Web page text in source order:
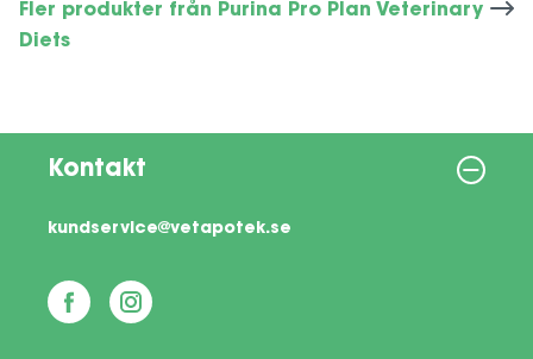
Fler produkter från Purina Pro Plan Veterinary
Diets
Kontakt
kundservice@vetapotek.se